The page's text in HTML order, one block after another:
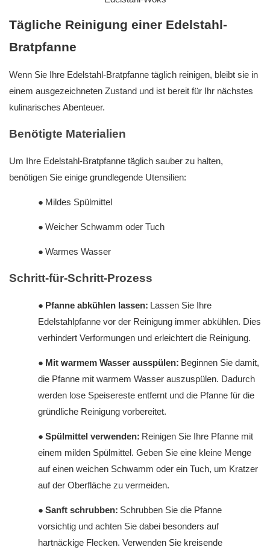
Tägliche Reinigung einer Edelstahl-
Bratpfanne
Wenn Sie Ihre Edelstahl-Bratpfanne täglich reinigen, bleibt sie in
einem ausgezeichneten Zustand und ist bereit für Ihr nächstes
kulinarisches Abenteuer.
Benötigte Materialien
Um Ihre Edelstahl-Bratpfanne täglich sauber zu halten,
benötigen Sie einige grundlegende Utensilien:
● Mildes Spülmittel
● Weicher Schwamm oder Tuch
● Warmes Wasser
Schritt-für-Schritt-Prozess
● Pfanne abkühlen lassen: Lassen Sie Ihre
Edelstahlpfanne vor der Reinigung immer abkühlen. Dies
verhindert Verformungen und erleichtert die Reinigung.
● Mit warmem Wasser ausspülen: Beginnen Sie damit,
die Pfanne mit warmem Wasser auszuspülen. Dadurch
werden lose Speisereste entfernt und die Pfanne für die
gründliche Reinigung vorbereitet.
● Spülmittel verwenden: Reinigen Sie Ihre Pfanne mit
einem milden Spülmittel. Geben Sie eine kleine Menge
auf einen weichen Schwamm oder ein Tuch, um Kratzer
auf der Oberfläche zu vermeiden.
● Sanft schrubben: Schrubben Sie die Pfanne
vorsichtig und achten Sie dabei besonders auf
hartnäckige Flecken. Verwenden Sie kreisende